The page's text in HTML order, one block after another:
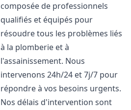
composée de professionnels
qualifiés et équipés pour
résoudre tous les problèmes liés
à la plomberie et à
l'assainissement. Nous
intervenons 24h/24 et 7j/7 pour
répondre à vos besoins urgents.
Nos délais d'intervention sont